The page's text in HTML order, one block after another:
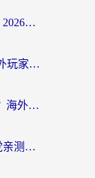
国外玩第九大陆加速软件怎么选？2026终极指南帮你告别延迟卡顿
国外玩BanG用什么加速器好？海外玩家亲测的国服游戏加速终极方案
哈利波特·魔法觉醒太卡怎么加速？海外党亲测有效的国服游戏加速指南
美国玩剑与远征卡怎么办？海外党亲测有效的国服游戏加速指南